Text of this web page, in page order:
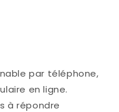
par téléphone,
en ligne.
à répondre